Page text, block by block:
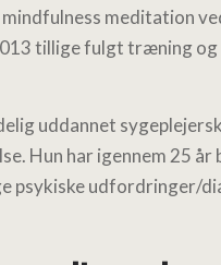
meditation
tillige fulgt træning og
uddannet
Hun har igennem 25
psykiske udfordringer/